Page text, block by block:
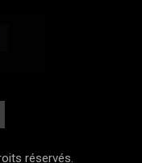
réservés.